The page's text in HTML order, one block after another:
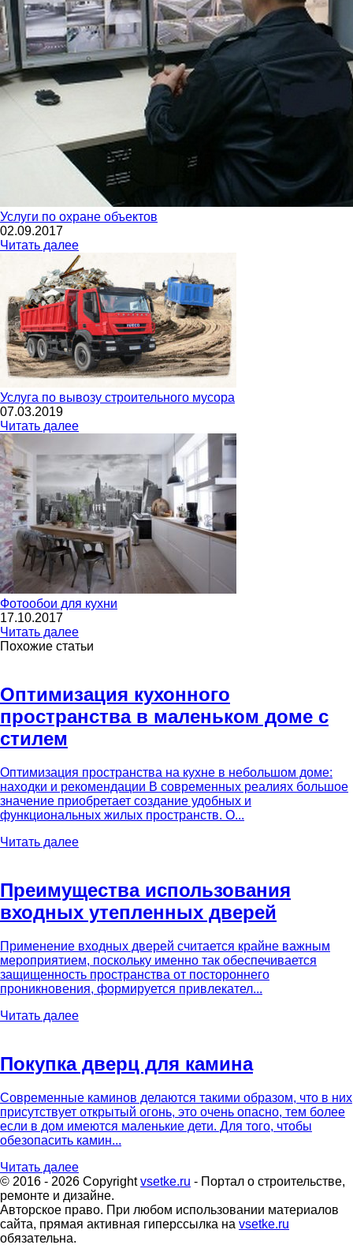
Услуги по охране объектов
02.09.2017
Читать далее
Услуга по вывозу строительного мусора
07.03.2019
Читать далее
Фотообои для кухни
17.10.2017
Читать далее
Похожие статьи
Оптимизация кухонного
пространства в маленьком доме с
стилем
Оптимизация пространства на кухне в небольшом доме:
находки и рекомендации В современных реалиях большое
значение приобретает создание удобных и
функциональных жилых пространств. О...
Читать далее
Преимущества использования
входных утепленных дверей
Применение входных дверей считается крайне важным
мероприятием, поскольку именно так обеспечивается
защищенность пространства от постороннего
проникновения, формируется привлекател...
Читать далее
Покупка дверц для камина
Современные каминов делаются такими образом, что в них
присутствует открытый огонь, это очень опасно, тем более
если в дом имеются маленькие дети. Для того, чтобы
обезопасить камин...
Читать далее
© 2016 - 2026 Copyrightvsetke.ru - Портал о строительстве,
ремонте и дизайне.
Авторское право. При любом использовании материалов
сайта, прямая активная гиперссылка на vsetke.ru
обязательна.